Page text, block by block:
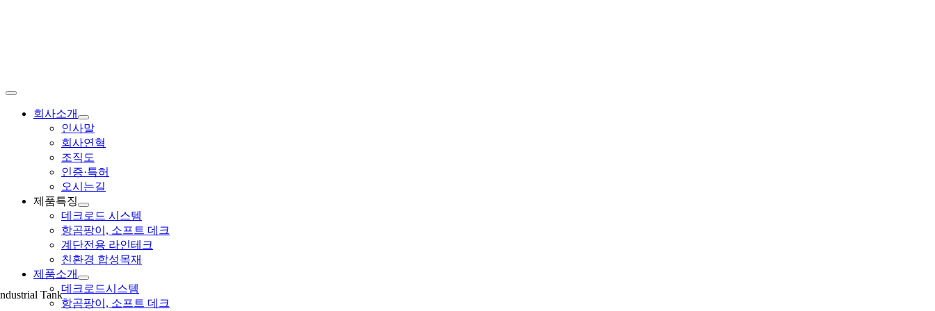
Toggle
Navigation회사소개
인사말
회사연혁
조직도
인증·특허
오시는길
제품특징
데크로드 시스템
항곰팡이, 소프트 데크
계단전용 라인테크
친환경 합성목재
제품소개
데크로드시스템
항곰팡이, 소프트 데크
Tank